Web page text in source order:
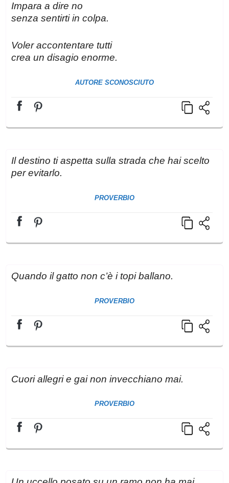
Impara a dire no
senza sentirti in colpa.
Voler accontentare tutti
crea un disagio enorme.
AUTORE SCONOSCIUTO
Il destino ti aspetta sulla strada che hai scelto
per evitarlo.
PROVERBIO
Quando il gatto non c’è i topi ballano.
PROVERBIO
Cuori allegri e gai non invecchiano mai.
PROVERBIO